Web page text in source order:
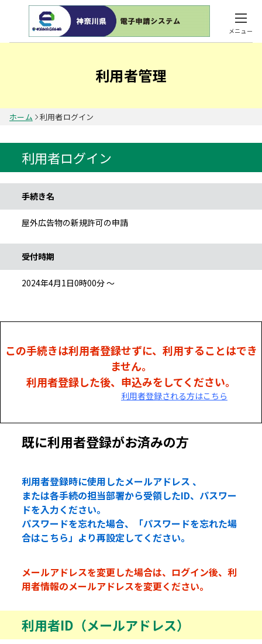
メニュー
利用者管理
ホーム 利用者ログイン
利用者ログイン
手続き名
屋外広告物の新規許可の申請
受付時期
2024年4月1日0時00分 ～
この手続きは利用者登録せずに、利用することはでき
ません。
利用者登録した後、申込みをしてください。
利用者登録される方はこちら
既に利用者登録がお済みの方
利用者登録時に使用したメールアドレス 、
または各手続の担当部署から受領したID、パスワー
ドを入力ください。
パスワードを忘れた場合、「パスワードを忘れた場
合はこちら」より再設定してください。
メールアドレスを変更した場合は、ログイン後、利
用者情報のメールアドレスを変更ください。
利用者ID（メールアドレス）